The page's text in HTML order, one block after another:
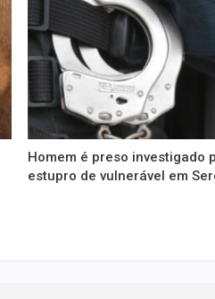
Homem é preso investigado
estupro de vulnerável em